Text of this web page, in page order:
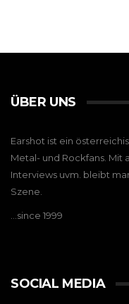
ÜBER UNS
Earshot ist ein
Metal- und Rockfans. Mit
Interviews uvm. bleibt
Szene.
…since 1999
SOCIAL MEDIA